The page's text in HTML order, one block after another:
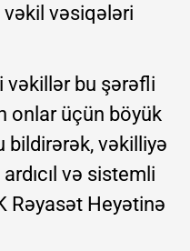
vəkil vəsiqələri
vəkillər bu şərəfli
onlar üçün böyük
bildirərək, vəkilliyə
və sistemli
Rəyasət Heyətinə